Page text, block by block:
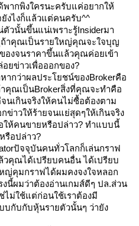
ากพิงใครนะครับแค่อยากให้
งไงก็แล้วแต่คนครับ^^
วนั้นขึ้นแน่เพราะรู้Insiderมา
าคุณเป็นรายใหญ่คุณจะใจบุญ
องจนราคาขึ้นแล้วคุณค่อยเข้า
ยข่าวเพื่อออกของ?
ากว่าผลประโยชน์ของBrokerคือ
คุณเป็นBrokerสิ่งที่คุณจะทำคือ
นเกินจริงให้คนไม่ซื้อต้องตาม
ข่าวให้ร้ายจนแย่สุดๆให้เกินจริง
ให้คนขายหรือปล่าว? ทำแบบนี้
รือปล่าว?
ปัจจุบันคนทั่วโลกก็เล่นกราฟ
คุณได้เปรียบคนอื่น ได้เปรียบ
ญ่คุมกราฟได้ผมคงจงใจหลอก
นี้ผมว่าต้องอ่านเกมส์ดีๆ ปล.ส่วน
ไม่ใช้แต่ก่อนใช้เราต้องมี
บกับกับหุ้นรายตัวนั้นๆ ว่ายัง